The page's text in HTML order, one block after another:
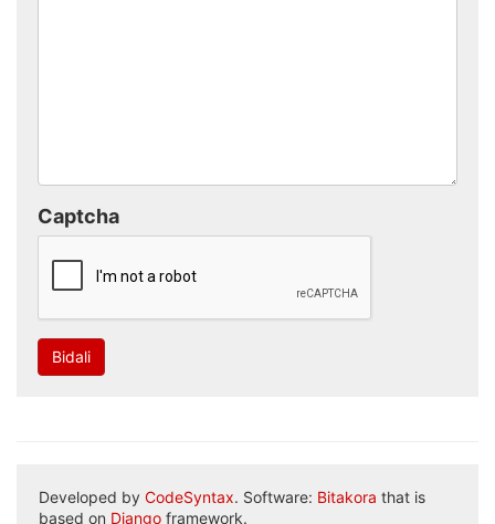
Captcha
Bidali
Developed by CodeSyntax. Software: Bitakora that is
based on Django framework.